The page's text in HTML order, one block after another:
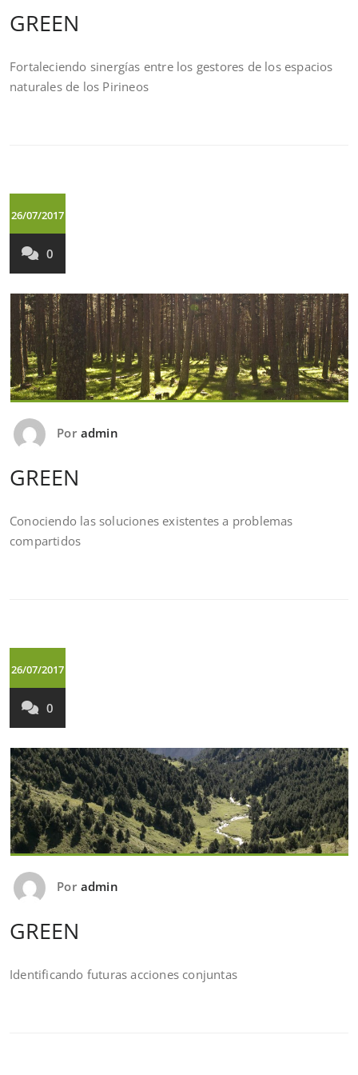
GREEN
Fortaleciendo sinergías entre los gestores de los espacios
naturales de los Pirineos
26/07/2017
0
Por admin
GREEN
Conociendo las soluciones existentes a problemas
compartidos
26/07/2017
0
Por admin
GREEN
Identificando futuras acciones conjuntas